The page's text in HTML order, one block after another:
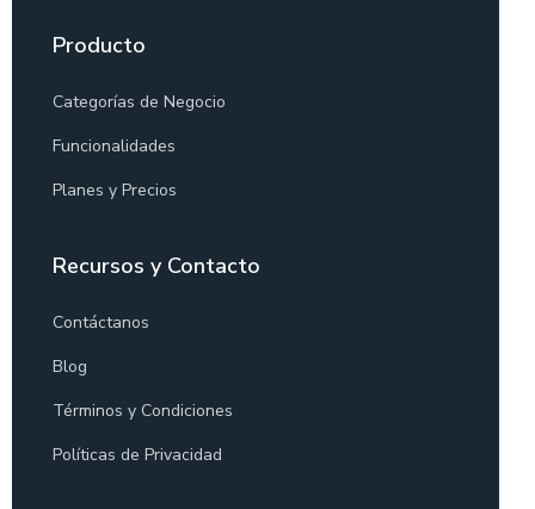
Producto
Categorías de Negocio
Funcionalidades
Planes y Precios
Recursos y Contacto
Contáctanos
Blog
Términos y Condiciones
Políticas de Privacidad